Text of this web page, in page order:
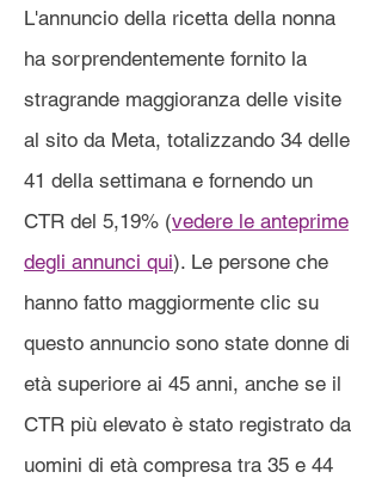
L'annuncio della ricetta della nonna
ha sorprendentemente fornito la
stragrande maggioranza delle visite
al sito da Meta, totalizzando 34 delle
41 della settimana e fornendo un
CTR del 5,19% (vedere le anteprime
degli annunci qui). Le persone che
hanno fatto maggiormente clic su
questo annuncio sono state donne di
età superiore ai 45 anni, anche se il
CTR più elevato è stato registrato da
uomini di età compresa tra 35 e 44